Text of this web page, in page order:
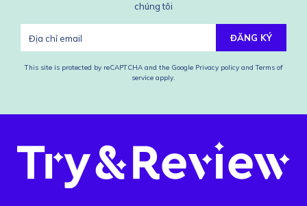
chúng tôi
ĐĂNG KÝ
This site is protected by reCAPTCHA and the Google Privacy policy and Terms of
service apply.